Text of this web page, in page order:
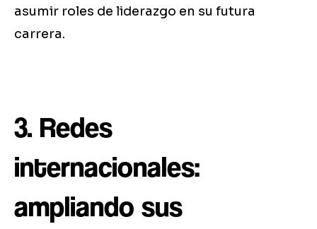
asumir roles de liderazgo en su futura
carrera.
3. Redes
internacionales:
ampliando sus